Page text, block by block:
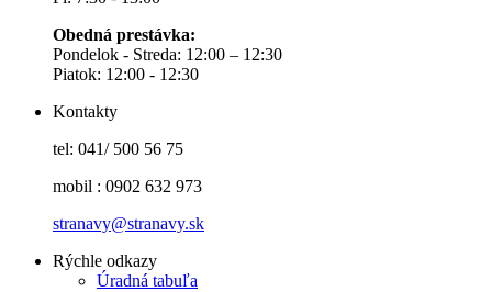
Obedná prestávka:
Pondelok - Streda: 12:00 – 12:30
Piatok: 12:00 - 12:30
Kontakty
tel: 041/ 500 56 75
mobil : 0902 632 973
stranavy@stranavy.sk
Rýchle odkazy
Úradná tabuľa